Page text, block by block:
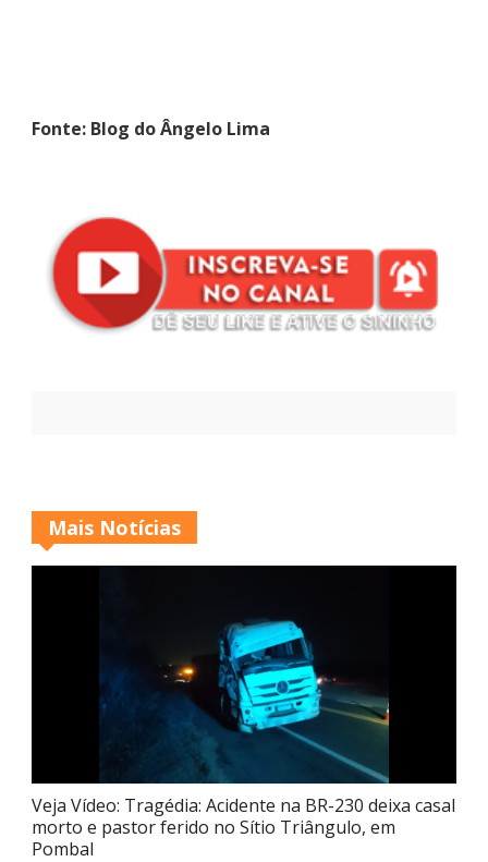
Fonte: Blog do Ângelo Lima
Mais Notícias
Veja Vídeo: Tragédia: Acidente na BR-230 deixa casal
morto e pastor ferido no Sítio Triângulo, em
Pombal